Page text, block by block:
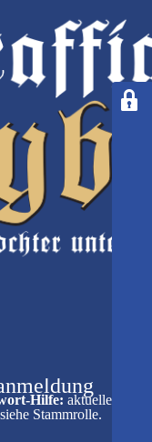
Hilfe: aktueller
Stammrolle.